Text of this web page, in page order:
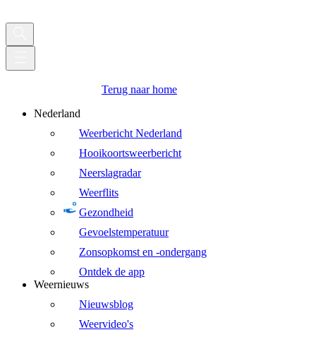
Terug naar home
Nederland
Weerbericht Nederland
Hooikoortsweerbericht
Neerslagradar
Weerflits
Gezondheid
Gevoelstemperatuur
Zonsopkomst en -ondergang
Ontdek de app
Weernieuws
Nieuwsblog
Weervideo's